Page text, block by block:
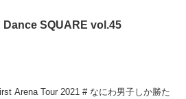
Dance SQUARE vol.45
Arena Tour 2021 # なにわ男子しか勝た